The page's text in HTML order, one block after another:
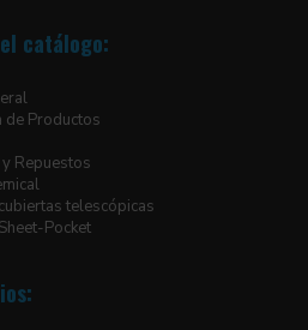
catálogo:
de Productos
Repuestos
telescópicas
Pocket